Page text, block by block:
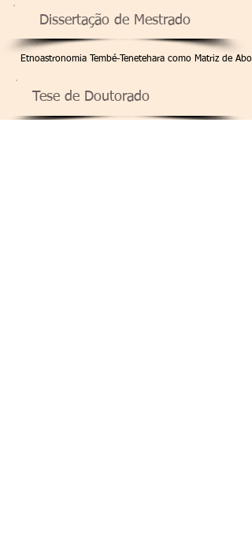
Dissertação de Mestrado
Etnoastronomia Tembé-Tenetehara como Matriz de
Tese de Doutorado